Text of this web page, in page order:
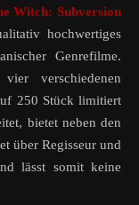
Witch: Subversion
hochwertiges
Genrefilme.
verschiedenen
250 Stück limitiert
bietet neben den
über Regisseur und
lässt somit keine